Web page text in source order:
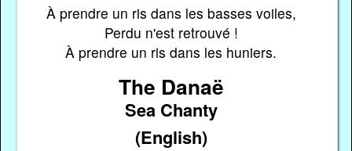
À prendre un ris dans les basses voiles,
Perdu n'est retrouvé !
À prendre un ris dans les huniers.
The Danaë
Sea Chanty
(English)